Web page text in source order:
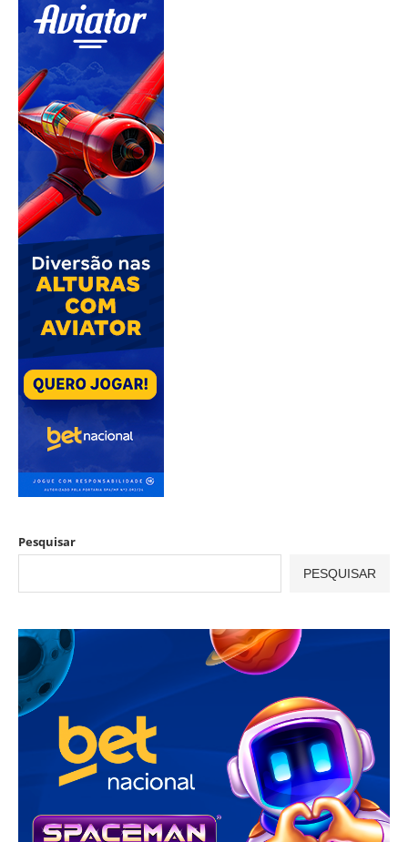
Pesquisar
PESQUISAR